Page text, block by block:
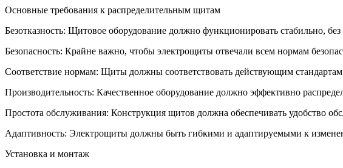
Основные требования к распределительным щитам
Безотказность: Щитовое оборудование должно функционировать стабильно,
Безопасность: Крайне важно, чтобы электрощиты отвечали всем нормам
Соответствие нормам: Щиты должны соответствовать действующим
Производительность: Качественное оборудование должно эффективно
Простота обслуживания: Конструкция щитов должна обеспечивать удобство
Адаптивность: Электрощиты должны быть гибкими и адаптируемыми к
Установка и монтаж